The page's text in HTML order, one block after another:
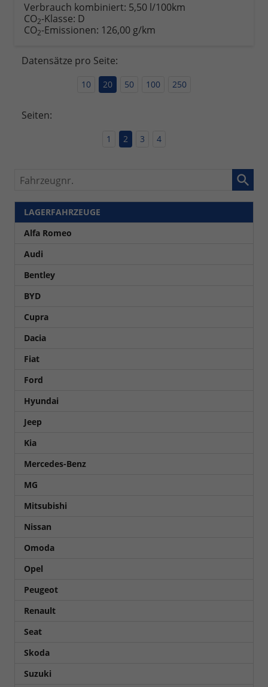
Verbrauch kombiniert: 5,50 l/100km
CO2-Klasse: D
CO2-Emissionen: 126,00 g/km
Datensätze pro Seite:
10 20 50 100 250
Seiten:
1 2 3 4
Fahrzeugnr.
LAGERFAHRZEUGE
Alfa Romeo
Audi
Bentley
BYD
Cupra
Dacia
Fiat
Ford
Hyundai
Jeep
Kia
Mercedes-Benz
MG
Mitsubishi
Nissan
Omoda
Opel
Peugeot
Renault
Seat
Skoda
Suzuki